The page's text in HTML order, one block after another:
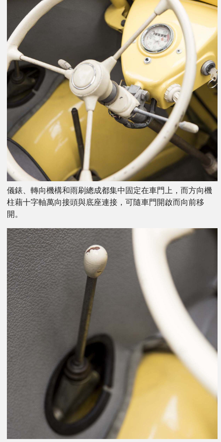
儀錶、轉向機構和雨刷總成都集中固定在車門上，而方向機
柱藉十字軸萬向接頭與底座連接，可隨車門開啟而向前移
開。